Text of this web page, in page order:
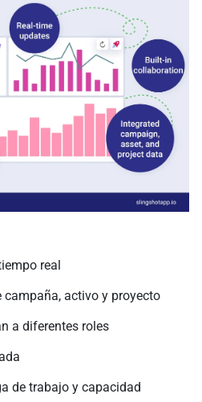
real
campaña, activo y proyecto
a diferentes roles
de trabajo y capacidad